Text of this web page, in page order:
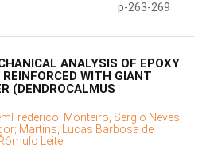
p-263-269
ANALYSIS OF EPOXY
WITH GIANT
(DENDROCALMUS
Monteiro, Sergio Neves;
Martins, Lucas Barbosa de
Leite